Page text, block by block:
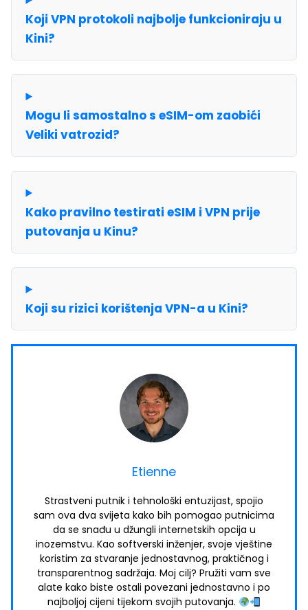
Koji VPN protokoli najbolje funkcioniraju u
Kini?
Mogu li samostalno s eSIM-om zaobići
Veliki vatrozid?
Kako pravilno testirati eSIM i VPN prije
putovanja u Kinu?
Koji su rizici korištenja VPN-a u Kini?
Etienne
Strastveni putnik i tehnološki entuzijast, spojio
sam ova dva svijeta kako bih pomogao putnicima
da se snađu u džungli internetskih opcija u
inozemstvu. Kao softverski inženjer, svoje vještine
koristim za stvaranje jednostavnog, praktičnog i
transparentnog sadržaja. Moj cilj? Pružiti vam sve
alate kako biste ostali povezani jednostavno i po
najboljoj cijeni tijekom svojih putovanja.